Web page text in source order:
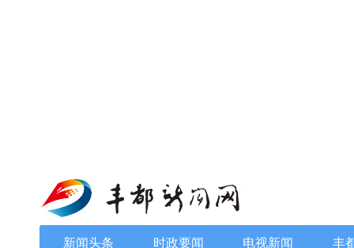
新闻头条 时政要闻 电视新闻 丰